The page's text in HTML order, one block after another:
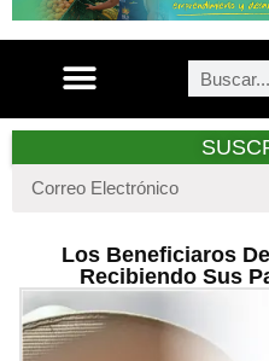
Los Beneficiaros
Recibiendo Sus